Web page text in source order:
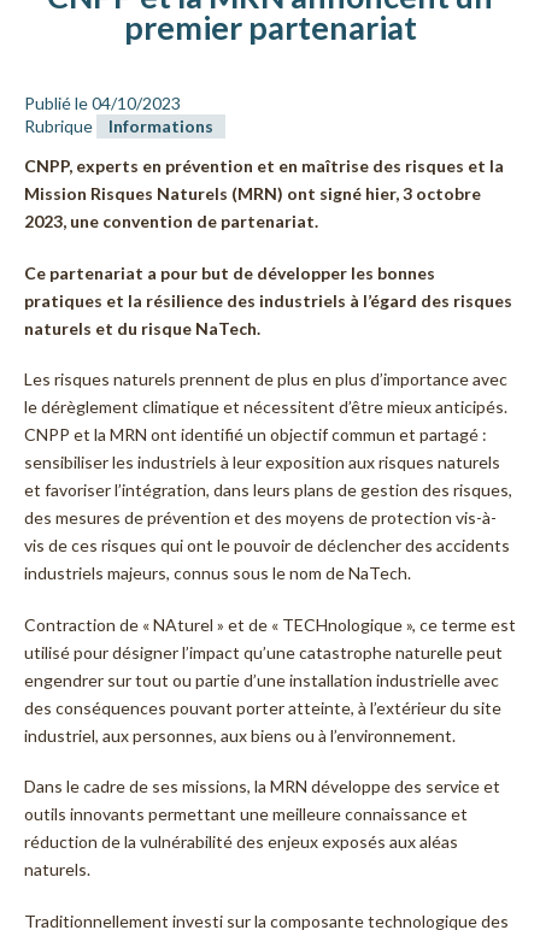
premier partenariat
Publié le 04/10/2023
Rubrique
Informations
CNPP, experts en prévention et en maîtrise des risques et la
Mission Risques Naturels (MRN) ont signé hier, 3 octobre
2023, une convention de partenariat.
Ce partenariat a pour but de développer les bonnes
pratiques et la résilience des industriels à l’égard des risques
naturels et du risque NaTech.
Les risques naturels prennent de plus en plus d’importance avec
le dérèglement climatique et nécessitent d’être mieux anticipés.
CNPP et la MRN ont identifié un objectif commun et partagé :
sensibiliser les industriels à leur exposition aux risques naturels
et favoriser l’intégration, dans leurs plans de gestion des risques,
des mesures de prévention et des moyens de protection vis-à-
vis de ces risques qui ont le pouvoir de déclencher des accidents
industriels majeurs, connus sous le nom de NaTech.
Contraction de « NAturel » et de « TECHnologique », ce terme est
utilisé pour désigner l’impact qu’une catastrophe naturelle peut
engendrer sur tout ou partie d’une installation industrielle avec
des conséquences pouvant porter atteinte, à l’extérieur du site
industriel, aux personnes, aux biens ou à l’environnement.
Dans le cadre de ses missions, la MRN développe des service et
outils innovants permettant une meilleure connaissance et
réduction de la vulnérabilité des enjeux exposés aux aléas
naturels.
Traditionnellement investi sur la composante technologique des